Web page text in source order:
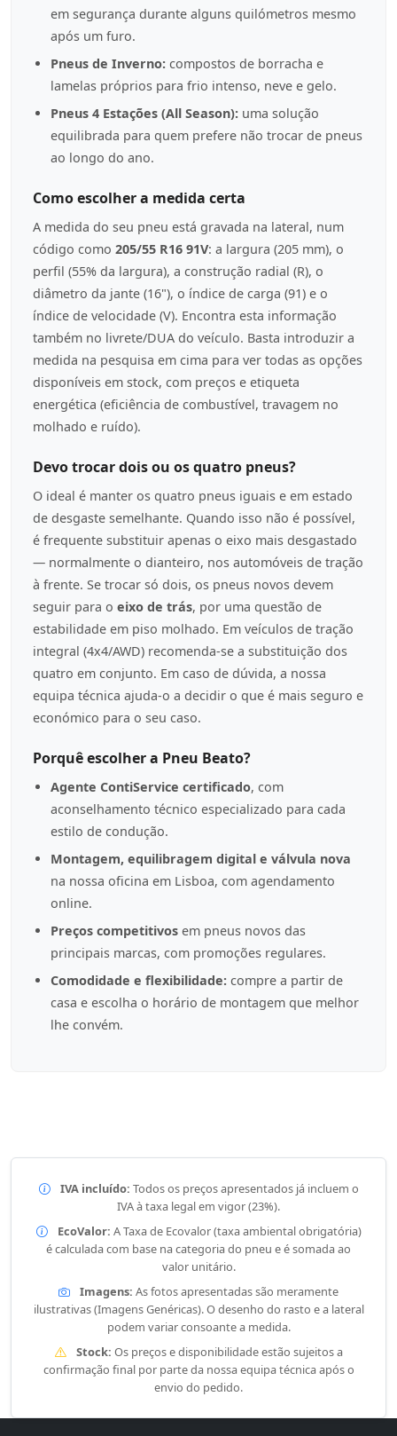
em segurança durante alguns quilómetros mesmo
após um furo.
Pneus de Inverno: compostos de borracha e
lamelas próprios para frio intenso, neve e gelo.
Pneus 4 Estações (All Season): uma solução
equilibrada para quem prefere não trocar de pneus
ao longo do ano.
Como escolher a medida certa
A medida do seu pneu está gravada na lateral, num
código como 205/55 R16 91V: a largura (205 mm), o
perfil (55% da largura), a construção radial (R), o
diâmetro da jante (16"), o índice de carga (91) e o
índice de velocidade (V). Encontra esta informação
também no livrete/DUA do veículo. Basta introduzir a
medida na pesquisa em cima para ver todas as opções
disponíveis em stock, com preços e etiqueta
energética (eficiência de combustível, travagem no
molhado e ruído).
Devo trocar dois ou os quatro pneus?
O ideal é manter os quatro pneus iguais e em estado
de desgaste semelhante. Quando isso não é possível,
é frequente substituir apenas o eixo mais desgastado
— normalmente o dianteiro, nos automóveis de tração
à frente. Se trocar só dois, os pneus novos devem
seguir para o eixo de trás, por uma questão de
estabilidade em piso molhado. Em veículos de tração
integral (4x4/AWD) recomenda-se a substituição dos
quatro em conjunto. Em caso de dúvida, a nossa
equipa técnica ajuda-o a decidir o que é mais seguro e
económico para o seu caso.
Porquê escolher a Pneu Beato?
Agente ContiService certificado, com
aconselhamento técnico especializado para cada
estilo de condução.
Montagem, equilibragem digital e válvula nova
na nossa oficina em Lisboa, com agendamento
online.
Preços competitivos em pneus novos das
principais marcas, com promoções regulares.
Comodidade e flexibilidade: compre a partir de
casa e escolha o horário de montagem que melhor
lhe convém.
IVA incluído: Todos os preços apresentados já incluem o
IVA à taxa legal em vigor (23%).
EcoValor: A Taxa de Ecovalor (taxa ambiental obrigatória)
é calculada com base na categoria do pneu e é somada ao
valor unitário.
Imagens: As fotos apresentadas são meramente
ilustrativas (Imagens Genéricas). O desenho do rasto e a lateral
podem variar consoante a medida.
Stock: Os preços e disponibilidade estão sujeitos a
confirmação final por parte da nossa equipa técnica após o
envio do pedido.